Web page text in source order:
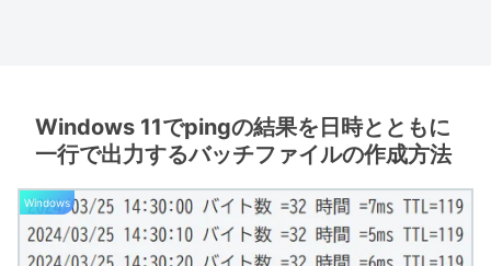
Windows 11でpingの結果を日時とともに
一行で出力するバッチファイルの作成方法
Windows